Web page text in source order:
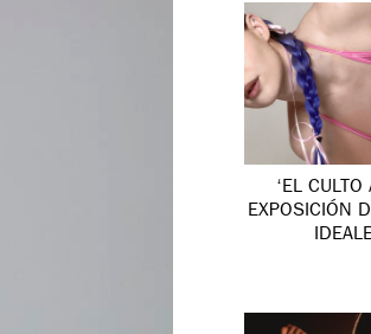
‘EL
EXPOSICIÓN